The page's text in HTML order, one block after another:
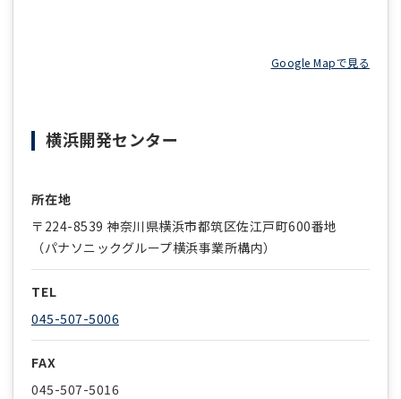
Google Mapで見る
横浜開発センター
所在地
〒224-8539 神奈川県横浜市都筑区佐江戸町600番地
（パナソニックグループ横浜事業所構内）
TEL
045-507-5006
FAX
045-507-5016